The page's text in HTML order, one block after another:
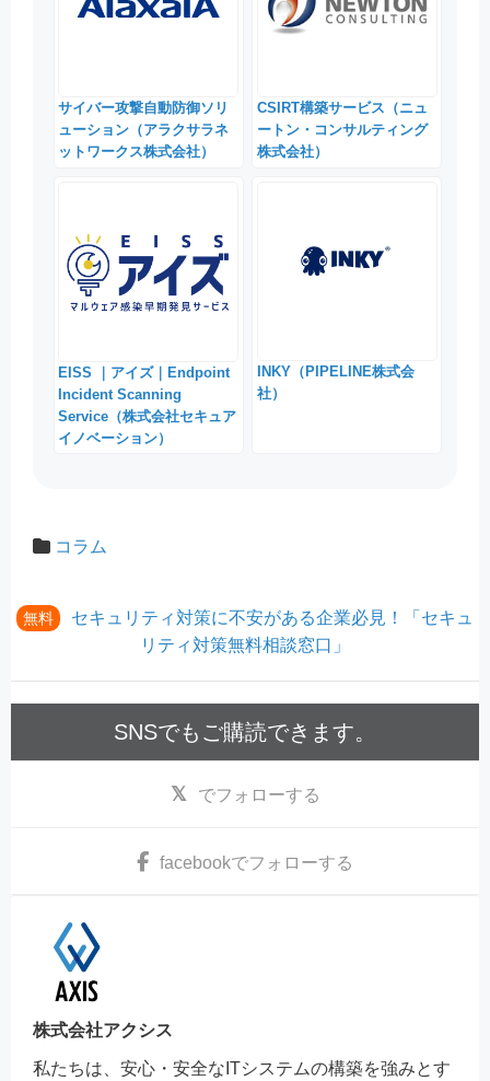
サイバー攻撃自動防御ソリ
ューション（アラクサラネ
ットワークス株式会社）
CSIRT構築サービス（ニュ
ートン・コンサルティング
株式会社）
EISS ｜アイズ｜Endpoint
Incident Scanning
Service（株式会社セキュア
イノベーション）
INKY（PIPELINE株式会
社）
コラム
無料
セキュリティ対策に不安がある企業必見！「セキュ
リティ対策無料相談窓口」
SNSでもご購読できます。
でフォローする
facebookでフォローする
株式会社アクシス
私たちは、安心・安全なITシステムの構築を強みとす